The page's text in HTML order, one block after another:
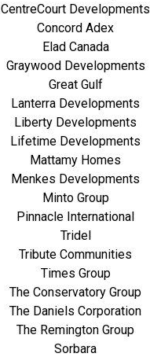
CentreCourt Developments
Concord Adex
Elad Canada
Graywood Developments
Great Gulf
Lanterra Developments
Liberty Developments
Lifetime Developments
Mattamy Homes
Menkes Developments
Minto Group
Pinnacle International
Tridel
Tribute Communities
Times Group
The Conservatory Group
The Daniels Corporation
The Remington Group
Sorbara